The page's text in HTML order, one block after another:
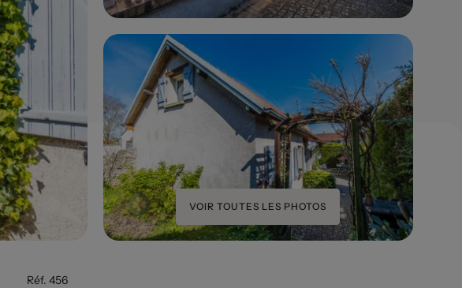
VOIR TOUTES LES PHOTOS
Réf. 456